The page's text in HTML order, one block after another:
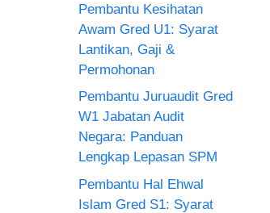
Pembantu Kesihatan
Awam Gred U1: Syarat
Lantikan, Gaji &
Permohonan
Pembantu Juruaudit Gred
W1 Jabatan Audit
Negara: Panduan
Lengkap Lepasan SPM
Pembantu Hal Ehwal
Islam Gred S1: Syarat